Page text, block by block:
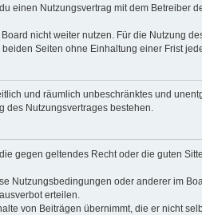
einen Nutzungsvertrag mit dem
nicht weiter nutzen. Für die Nutzung
Seiten ohne Einhaltung einer Frist
und räumlich unbeschränktes und
des Nutzungsvertrages bestehen.
gegen geltendes Recht oder die guten
Nutzungsbedingungen oder anderer im
erteilen.
von Beiträgen übernimmt, die er nicht